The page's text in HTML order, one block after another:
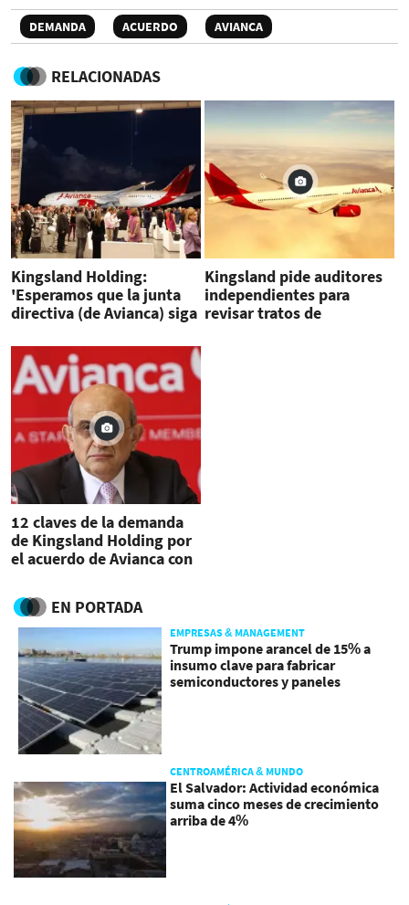
DEMANDA ACUERDO AVIANCA
RELACIONADAS
Kingsland Holding:
'Esperamos que la junta
directiva (de Avianca) siga
Copa”
Kingsland pide auditores
independientes para
revisar tratos de
12 claves de la demanda
de Kingsland Holding por
el acuerdo de Avianca con
EN PORTADA
EMPRESAS & MANAGEMENT
Trump impone arancel de 15% a
insumo clave para fabricar
semiconductores y paneles
CENTROAMÉRICA & MUNDO
El Salvador: Actividad económica
suma cinco meses de crecimiento
arriba de 4%